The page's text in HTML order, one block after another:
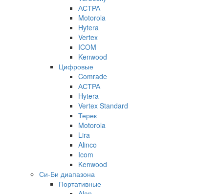
АСТРА
Motorola
Hytera
Vertex
ICOM
Kenwood
Цифровые
Comrade
АСТРА
Hytera
Vertex Standard
Терек
Motorola
Lira
Alinco
Icom
Kenwood
Си-Би диапазона
Портативные